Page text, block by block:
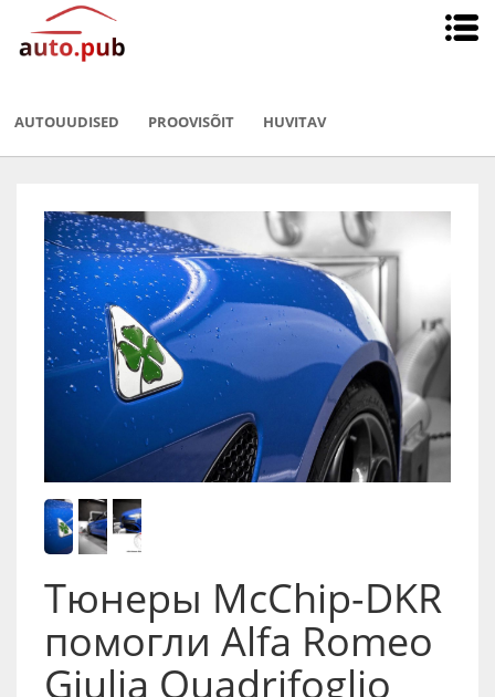
AUTOUUDISED PROOVISÕIT HUVITAV
Тюнеры McChip-DKR
помогли Alfa Romeo
Giulia Quadrifoglio